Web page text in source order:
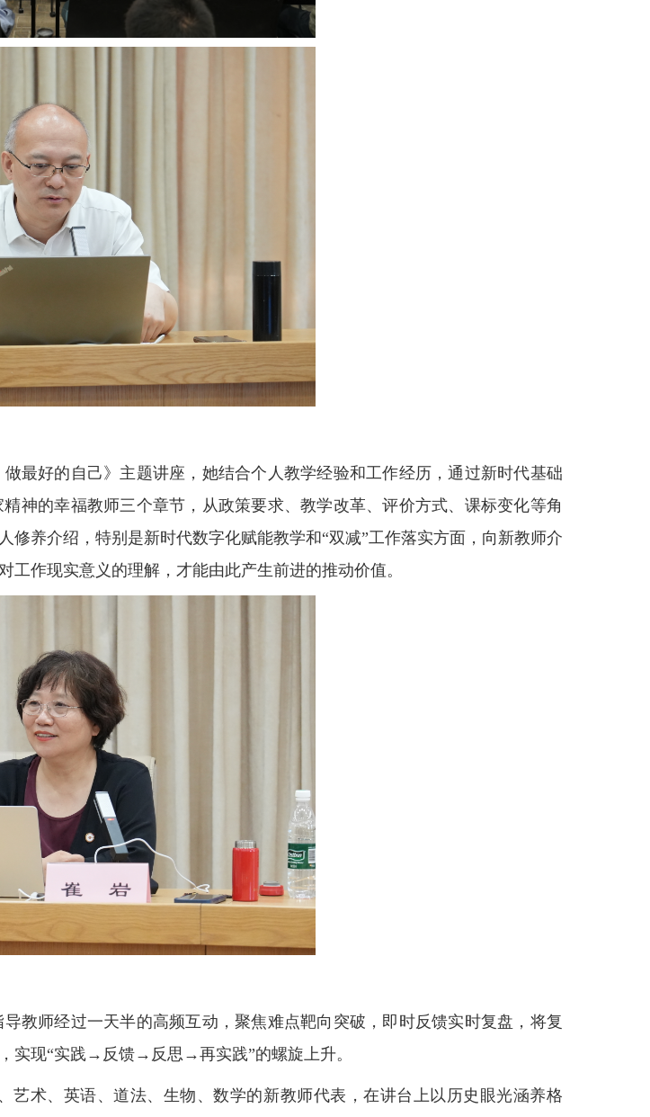
最好的自己》主题讲座，她结合个人教学经验和工作经历，通过新时代基础
神的幸福教师三个章节，从政策要求、教学改革、评价方式、课标变化等角
养介绍，特别是新时代数字化赋能教学和“双减”工作落实方面，向新教师介
作现实意义的理解，才能由此产生前进的推动价值。
教师经过一天半的高频互动，聚焦难点靶向突破，即时反馈实时复盘，将复
实现“实践→反馈→反思→再实践”的螺旋上升。
术、英语、道法、生物、数学的新教师代表，在讲台上以历史眼光涵养格